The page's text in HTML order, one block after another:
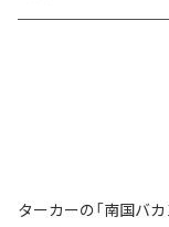
ターカーの「南国バ